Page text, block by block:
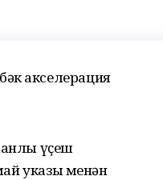
акселерация
үҫеш
указы менән